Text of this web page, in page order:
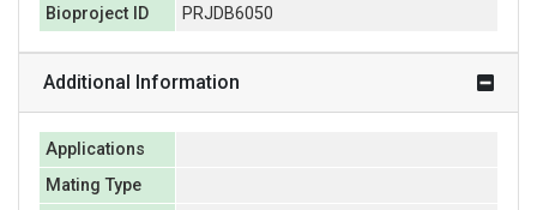
Bioproject ID
PRJDB6050
Additional Information
Applications
Mating Type